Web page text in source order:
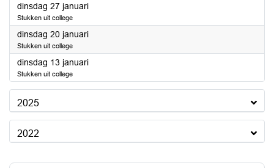
dinsdag 27 januari2026
Stukken uit college
dinsdag 20 januari2026
Stukken uit college
dinsdag 13 januari2026
Stukken uit college
2025
2022